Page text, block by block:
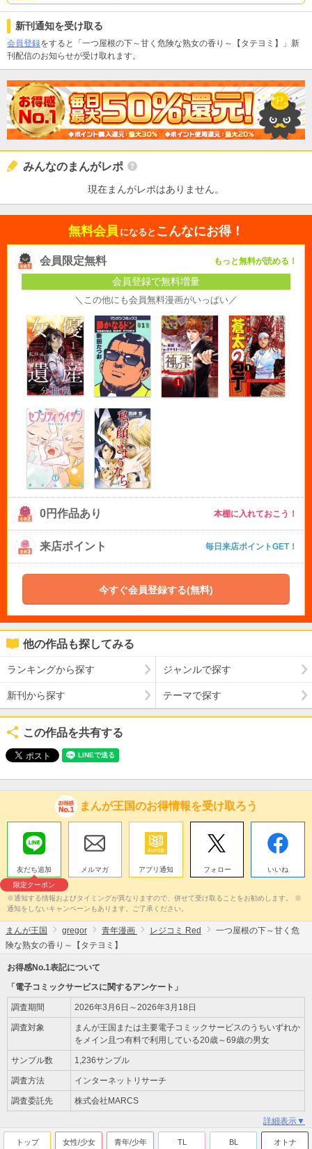
新刊通知を受け取る
会員登録をすると「一つ屋根の下～甘く危険な熟女の香り～【タテヨミ】」新
刊配信のお知らせが受け取れます。
みんなのまんがレポ
現在まんがレポはありません。
無料会員 になると こんなにお得！
会員限定無料 もっと無料が読める！
会員登録で無料増量
＼この他にも会員無料漫画がいっぱい／
0円作品あり 本棚に入れておこう！
来店ポイント 毎日来店ポイントGET！
今すぐ会員登録する(無料)
他の作品も探してみる
ランキングから探す ジャンルで探す
新刊から探す テーマで探す
この作品を共有する
まんが王国のお得情報を受け取ろう
友だち追加
限定クーポン
メルマガ アプリ通知 フォロー いいね
※通知する情報およびタイミングが異なりますので、併せて受け取ることをお勧めします。 ※
通知をしないキャンペーンもあります。ご了承ください。
まんが王国 gregor 青年漫画 レジコミ Red
一つ屋根の下～甘く危
険な熟女の香り～【タテヨミ】
お得感No.1表記について
「電子コミックサービスに関するアンケート」
調査期間 2026年3月6日～2026年3月18日
調査対象
まんが王国または主要電子コミックサービスのうちいずれか
をメイン且つ有料で利用している20歳～69歳の男女
サンプル数 1,236サンプル
調査方法 インターネットリサーチ
調査委託先 株式会社MARCS
詳細表示▼
トップ 女性/少女 青年/少年 TL BL オトナ